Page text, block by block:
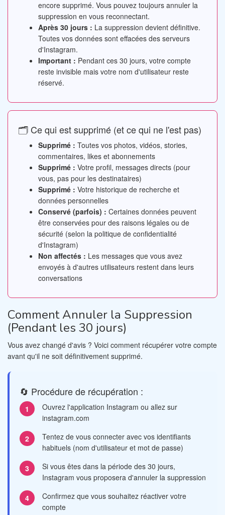
encore supprimé. Vous pouvez toujours annuler la
suppression en vous reconnectant.
Après 30 jours : La suppression devient définitive.
Toutes vos données sont effacées des serveurs
d'Instagram.
Important : Pendant ces 30 jours, votre compte
reste invisible mais votre nom d'utilisateur reste
réservé.
🗂️ Ce qui est supprimé (et ce qui ne l'est pas)
Supprimé : Toutes vos photos, vidéos, stories,
commentaires, likes et abonnements
Supprimé : Votre profil, messages directs (pour
vous, pas pour les destinataires)
Supprimé : Votre historique de recherche et
données personnelles
Conservé (parfois) : Certaines données peuvent
être conservées pour des raisons légales ou de
sécurité (selon la politique de confidentialité
d'Instagram)
Non affectés : Les messages que vous avez
envoyés à d'autres utilisateurs restent dans leurs
conversations
Comment Annuler la Suppression
(Pendant les 30 jours)
Vous avez changé d'avis ? Voici comment récupérer votre compte
avant qu'il ne soit définitivement supprimé.
🔄 Procédure de récupération :
Ouvrez l'application Instagram ou allez sur
instagram.com
Tentez de vous connecter avec vos identifiants
habituels (nom d'utilisateur et mot de passe)
Si vous êtes dans la période des 30 jours,
Instagram vous proposera d'annuler la suppression
Confirmez que vous souhaitez réactiver votre
compte